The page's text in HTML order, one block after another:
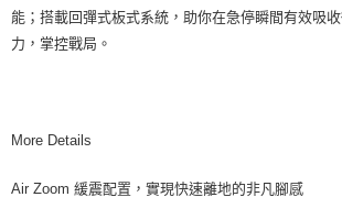
能；搭載回彈式板式系統，助你在急停瞬間有效吸
力，掌控戰局。
More Details
Air Zoom 緩震配置，實現快速離地的非凡腳感